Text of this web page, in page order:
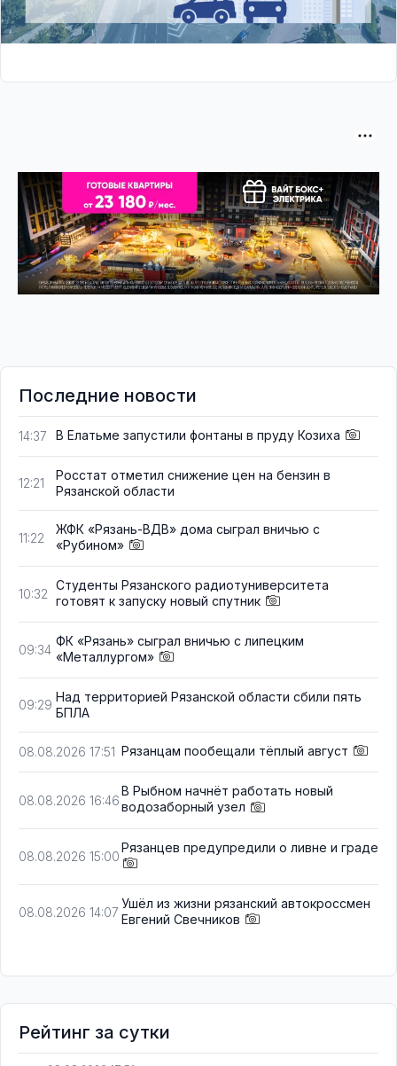
Последние новости
14:37 В Елатьме запустили фонтаны в пруду Козиха
12:21
Росстат отметил снижение цен на бензин в
Рязанской области
11:22
ЖФК «Рязань-ВДВ» дома сыграл вничью с
«Рубином»
10:32
Студенты Рязанского радиотуниверситета
готовят к запуску новый спутник
09:34
ФК «Рязань» сыграл вничью с липецким
«Металлургом»
09:29
Над территорией Рязанской области сбили пять
БПЛА
08.08.2026 17:51 Рязанцам пообещали тёплый август
08.08.2026 16:46
В Рыбном начнёт работать новый
водозаборный узел
08.08.2026 15:00
Рязанцев предупредили о ливне и граде
08.08.2026 14:07
Ушёл из жизни рязанский автокроссмен
Евгений Свечников
Рейтинг за сутки